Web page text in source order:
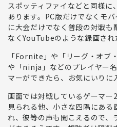
スポッティファイなどと同様に、
あります。PC版だけでなくモ
に大会だけでなく普段の対戦も
なくYouTubeのような録画され
「Fornite」や「リーグ・オブ
や「ninja」などのプレイヤー
マーができたら、お気にいりに
画面では対戦しているゲーマ
見られる他、小さな四隅にある
れ、彼等の声も聞こえるので